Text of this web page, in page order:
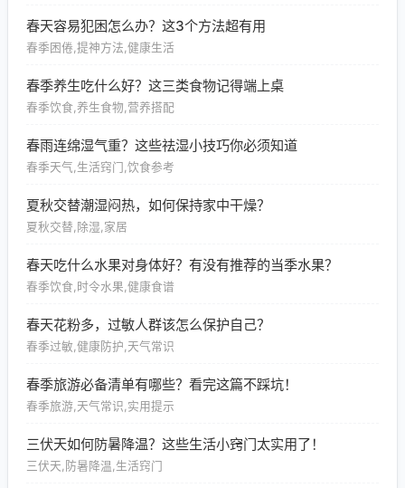
春天容易犯困怎么办？这3个方法超有用
春季困倦,提神方法,健康生活
春季养生吃什么好？这三类食物记得端上桌
春季饮食,养生食物,营养搭配
春雨连绵湿气重？这些祛湿小技巧你必须知道
春季天气,生活窍门,饮食参考
夏秋交替潮湿闷热，如何保持家中干燥？
夏秋交替,除湿,家居
春天吃什么水果对身体好？有没有推荐的当季水果？
春季饮食,时令水果,健康食谱
春天花粉多，过敏人群该怎么保护自己？
春季过敏,健康防护,天气常识
春季旅游必备清单有哪些？看完这篇不踩坑！
春季旅游,天气常识,实用提示
三伏天如何防暑降温？这些生活小窍门太实用了！
三伏天,防暑降温,生活窍门